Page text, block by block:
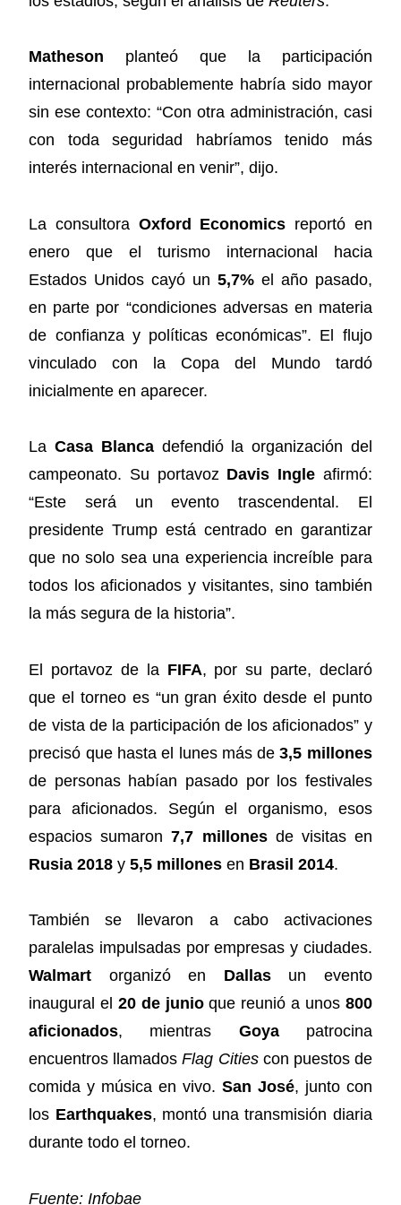
Matheson planteó que la participación
internacional probablemente habría sido mayor
sin ese contexto: “Con otra administración, casi
con toda seguridad habríamos tenido más
interés internacional en venir”, dijo.
La consultora Oxford Economics reportó en
enero que el turismo internacional hacia
Estados Unidos cayó un 5,7%el año pasado,
en parte por “condiciones adversas en materia
de confianza y políticas económicas”. El flujo
vinculado con la Copa del Mundo tardó
inicialmente en aparecer.
LaCasa Blancadefendió la organización del
campeonato. Su portavoz Davis Ingleafirmó:
“Este será un evento trascendental. El
presidente Trump está centrado en garantizar
que no solo sea una experiencia increíble para
todos los aficionados y visitantes, sino también
la más segura de la historia”.
El portavoz de la FIFA, por su parte, declaró
que el torneo es “un gran éxito desde el punto
de vista de la participación de los aficionados” y
precisó que hasta el lunes más de3,5 millones
de personas habían pasado por los festivales
para aficionados. Según el organismo, esos
espacios sumaron7,7 millonesde visitas en
Rusia 2018 y5,5 millones en Brasil 2014.
También se llevaron a cabo activaciones
paralelas impulsadas por empresas y ciudades.
Walmart organizó en Dallasun evento
inaugural el20 de junioque reunió a unos 800
aficionados, mientras Goyapatrocina
encuentros llamadosFlag Citiescon puestos de
comida y música en vivo. San José, junto con
los Earthquakes, montó una transmisión diaria
durante todo el torneo.
Fuente: Infobae